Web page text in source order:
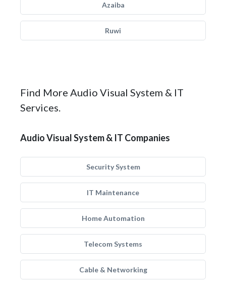
Azaiba
Ruwi
Find More Audio Visual System & IT
Services.
Audio Visual System & IT Companies
Security System
IT Maintenance
Home Automation
Telecom Systems
Cable & Networking